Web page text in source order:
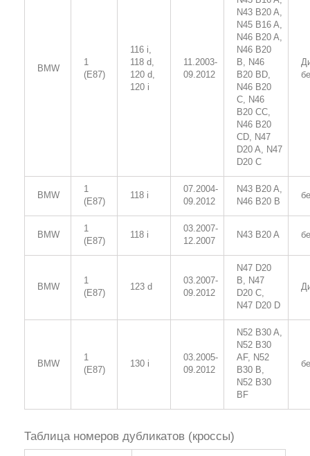
BMW
1
(E87)
116 i,
118 d,
120 d,
120 i
11.2003-
09.2012
N43 B20 A,
N45 B16 A,
N46 B20 A,
N46 B20
B, N46
B20 BD,
N46 B20
C, N46
B20 CC,
N46 B20
CD, N47
D20 A, N47
D20 C
BMW
1
(E87)
118 i
07.2004-
09.2012
N43 B20 A,
N46 B20 B
BMW
1
(E87)
118 i
03.2007-
12.2007
N43 B20 A
BMW
1
(E87)
123 d
03.2007-
09.2012
N47 D20
B, N47
D20 C,
N47 D20 D
BMW
1
(E87)
130 i
03.2005-
09.2012
N52 B30 A,
N52 B30
AF, N52
B30 B,
N52 B30
BF
Таблица номеров дубликатов (кроссы)